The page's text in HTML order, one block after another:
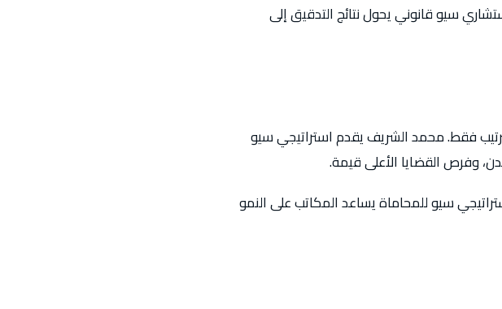
سيو قانوني يحول نتائج التدقيق إلى
فقط. محمد الشريف يقدم استراتيجي سيو
وفرص القضايا الأعلى قيمة.
سيو للمحاماة يساعد المكاتب على النمو